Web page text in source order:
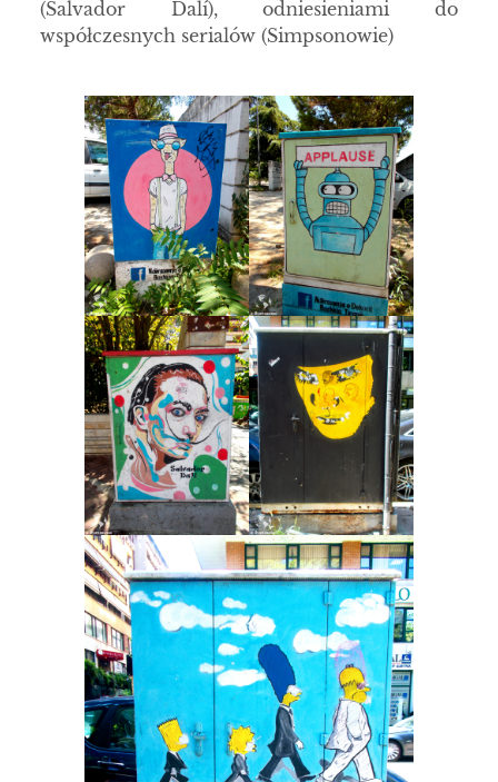
(Salvador Dalí), odniesieniami do
współczesnych serialów (Simpsonowie)